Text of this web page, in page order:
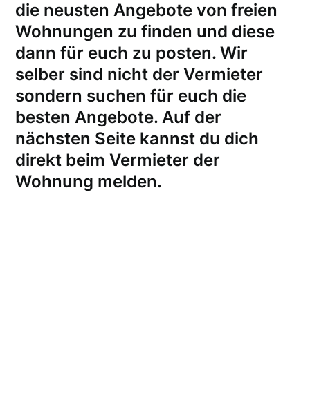
die neusten Angebote von freien
Wohnungen zu finden und diese
dann für euch zu posten. Wir
selber sind nicht der Vermieter
sondern suchen für euch die
besten Angebote. Auf der
nächsten Seite kannst du dich
direkt beim Vermieter der
Wohnung melden.